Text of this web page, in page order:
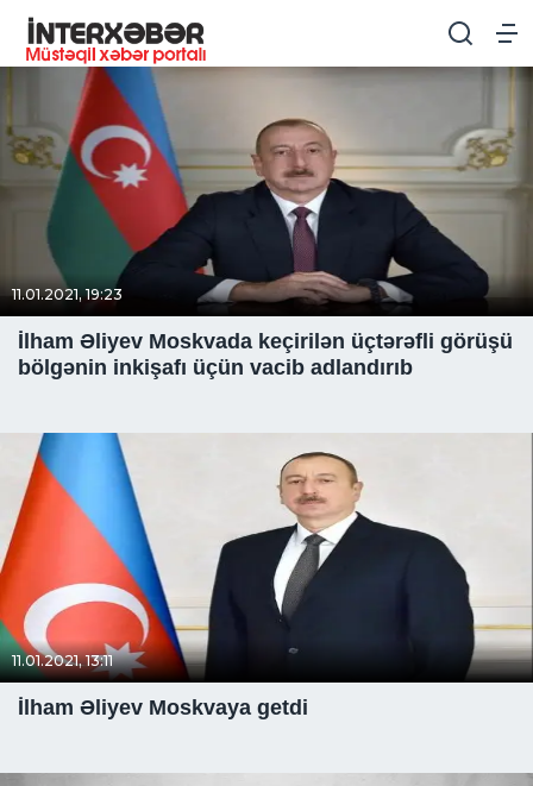
11.01.2021, 19:23
İlham Əliyev Moskvada keçirilən üçtərəfli görüşü
bölgənin inkişafı üçün vacib adlandırıb
11.01.2021, 13:11
İlham Əliyev Moskvaya getdi